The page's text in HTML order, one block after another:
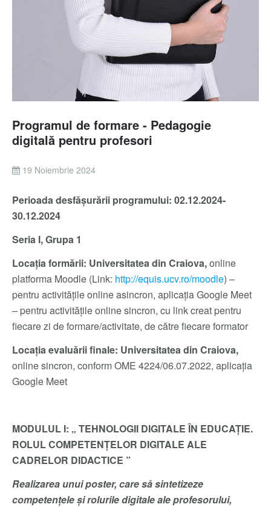
Programul de formare - Pedagogie
digitală pentru profesori
19 Noiembrie 2024
Perioada desfăşurării programului: 02.12.2024-
30.12.2024
Seria I, Grupa 1
Locaţia formării: Universitatea din Craiova,online
platforma Moodle (Link: http://equis.ucv.ro/moodle) –
pentru activitățile online asincron, aplicația Google Meet
– pentru activitățile online sincron, cu link creat pentru
fiecare zi de formare/activitate, de către fiecare formator
Locația evaluării finale: Universitatea din Craiova,
online sincron, conform OME 4224/06.07.2022, aplicația
Google Meet
MODULUL I: „ TEHNOLOGII DIGITALE ÎN EDUCAȚIE.
ROLUL COMPETENȚELOR DIGITALE ALE
CADRELOR DIDACTICE ”
Realizarea unui poster, care să sintetizeze
competențele și rolurile digitale ale profesorului,